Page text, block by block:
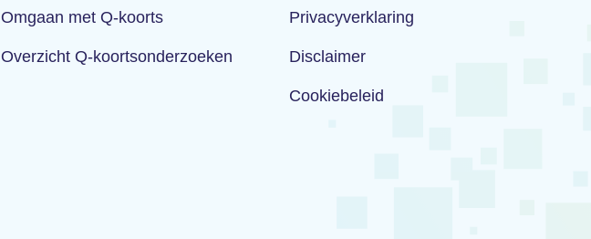
Omgaan met Q-koorts
Overzicht Q-koortsonderzoeken
Privacyverklaring
Disclaimer
Cookiebeleid